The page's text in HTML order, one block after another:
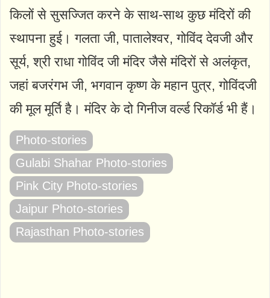
किलों से सुसज्जित करने के साथ-साथ कुछ मंदिरों की
स्थापना हुई। गलता जी, पातालेश्वर, गोविंद देवजी और
सूर्य, श्री राधा गोविंद जी मंदिर जैसे मंदिरों से अलंकृत,
जहां बजरंगभ जी, भगवान कृष्ण के महान पुत्र, गोविंदजी
की मूल मूर्ति है। मंदिर के दो गिनीज वर्ल्ड रिकॉर्ड भी हैं।
Photo-stories
Gulabi Shahar Photo-stories
Pink City Photo-stories
Jaipur Photo-stories
Rajasthan Photo-stories